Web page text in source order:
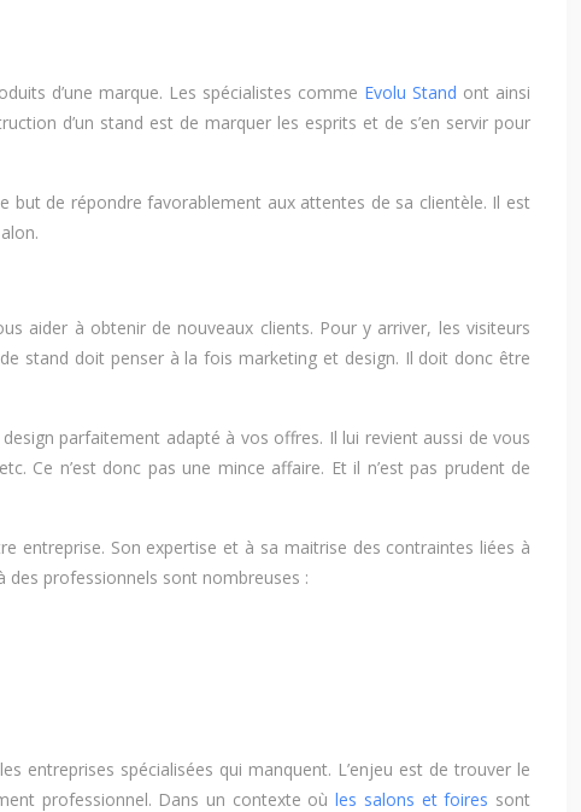
d’une marque. Les spécialistes comme Evolu Stand ont ainsi
d’un stand est de marquer les esprits et de s’en servir pour
de répondre favorablement aux attentes de sa clientèle. Il est
aider à obtenir de nouveaux clients. Pour y arriver, les visiteurs
stand doit penser à la fois marketing et design. Il doit donc être
parfaitement adapté à vos offres. Il lui revient aussi de vous
Ce n’est donc pas une mince affaire. Et il n’est pas prudent de
entreprise. Son expertise et à sa maitrise des contraintes liées à
des professionnels sont nombreuses :
entreprises spécialisées qui manquent. L’enjeu est de trouver le
professionnel. Dans un contexte oùles salons et foires sont